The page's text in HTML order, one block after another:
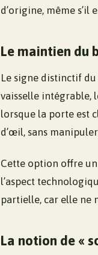
d’origine, même s’il
Le maintien du
Le signe distinctif
vaisselle intégrable,
lorsque la porte est
d’œil, sans
Cette option offre
l’aspect
partielle, car elle ne
La notion de «